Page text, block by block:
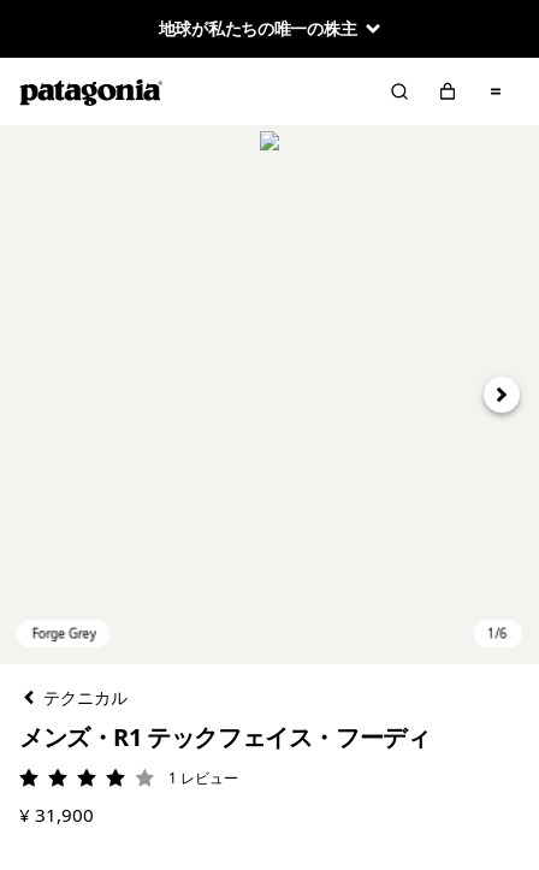
地球が私たちの唯一の株主
次へ
テクニカル
メンズ・R1 テックフェイス・フーディ
評価: 4 / 5 1 レビュー
¥ 31,900